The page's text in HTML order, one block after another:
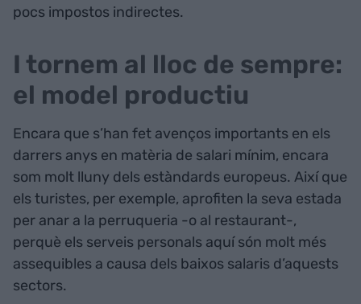
pocs impostos indirectes.
I tornem al lloc de sempre:
el model productiu
Encara que s’han fet avenços importants en els
darrers anys en matèria de salari mínim, encara
som molt lluny dels estàndards europeus. Així que
els turistes, per exemple, aprofiten la seva estada
per anar a la perruqueria -o al restaurant-,
perquè els serveis personals aquí són molt més
assequibles a causa dels baixos salaris d’aquests
sectors.